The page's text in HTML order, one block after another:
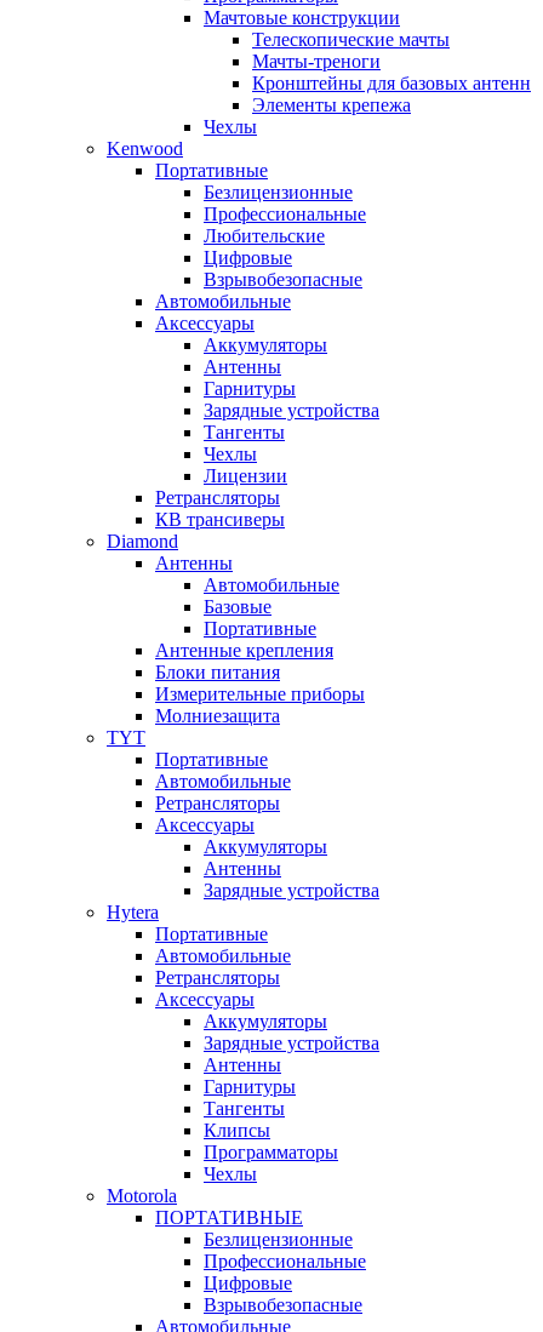
Мачтовые конструкции
Телескопические мачты
Мачты-треноги
Кронштейны для базовых антенн
Элементы крепежа
Чехлы
Kenwood
Портативные
Безлицензионные
Профессиональные
Любительские
Цифровые
Взрывобезопасные
Автомобильные
Аксессуары
Аккумуляторы
Антенны
Гарнитуры
Зарядные устройства
Тангенты
Чехлы
Лицензии
Ретрансляторы
КВ трансиверы
Diamond
Антенны
Автомобильные
Базовые
Портативные
Антенные крепления
Блоки питания
Измерительные приборы
Молниезащита
TYT
Портативные
Автомобильные
Ретрансляторы
Аксессуары
Аккумуляторы
Антенны
Зарядные устройства
Hytera
Портативные
Автомобильные
Ретрансляторы
Аксессуары
Аккумуляторы
Зарядные устройства
Антенны
Гарнитуры
Тангенты
Клипсы
Программаторы
Чехлы
Motorola
ПОРТАТИВНЫЕ
Безлицензионные
Профессиональные
Цифровые
Взрывобезопасные
Автомобильные